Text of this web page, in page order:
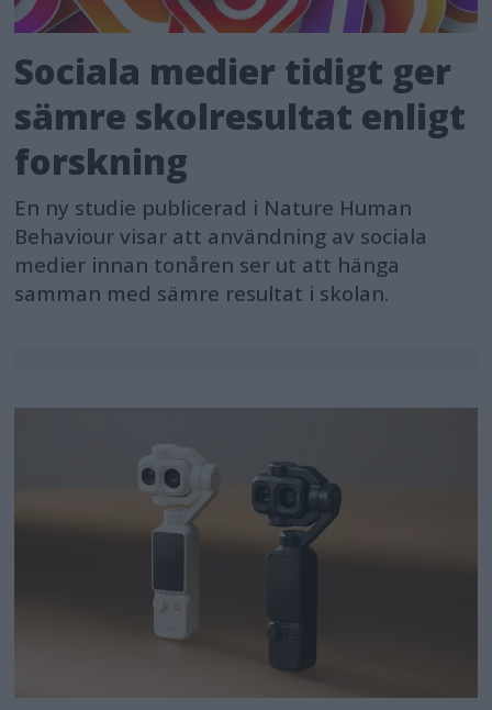
Sociala medier tidigt ger
sämre skolresultat enligt
forskning
En ny studie publicerad i Nature Human
Behaviour visar att användning av sociala
medier innan tonåren ser ut att hänga
samman med sämre resultat i skolan.